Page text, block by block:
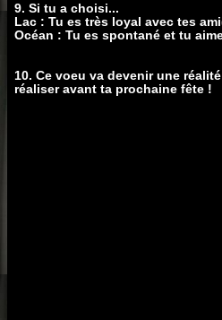
9. Si tu a choisi...
Lac : Tu es très loyal avec tes
Océan : Tu es spontané et tu
10. Ce voeu va devenir une
réaliser avant ta prochaine fête !